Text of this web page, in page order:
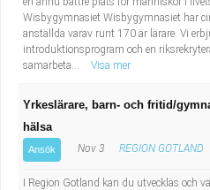
Wisbygymnasiet Wisbygymnasiet har
anställda varav runt 170 är lärare. Vi
introduktionsprogram och en
samarbeta...
Visa mer
Yrkeslärare, barn- och fritid/
hälsa
Ansök Nov 3 REGION GOTLAND
I Region Gotland kan du utvecklas och